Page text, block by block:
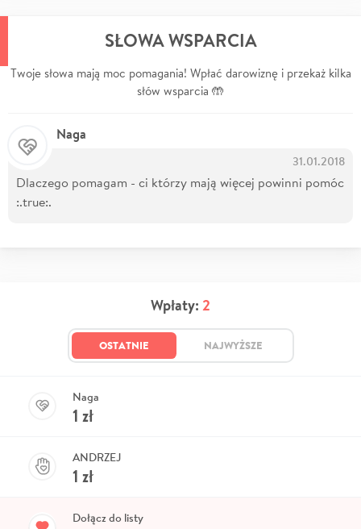
SŁOWA WSPARCIA
Twoje słowa mają moc pomagania! Wpłać darowiznę i przekaż kilka
słów wsparcia 🤲
Naga
31.01.2018
Dlaczego pomagam - ci którzy mają więcej powinni pomóc
:.true:.
Wpłaty: 2
OSTATNIE NAJWYŻSZE
Naga
1 zł
ANDRZEJ
1 zł
Dołącz do listy